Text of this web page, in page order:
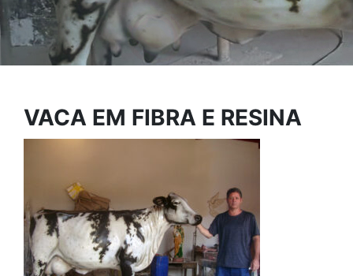
VACA EM FIBRA E RESINA